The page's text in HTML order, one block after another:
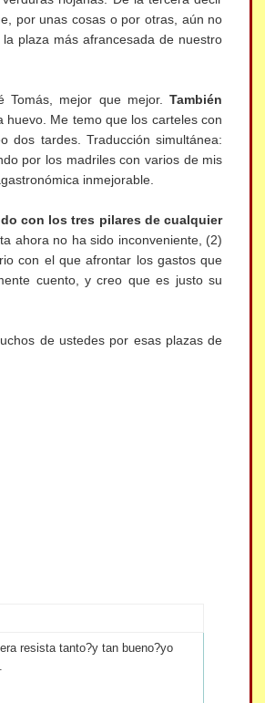
por unas cosas o por otras, aún no
plaza más afrancesada de nuestro
Tomás, mejor que mejor.También
Me temo que los carteles con
dos tardes. Traducción simultánea:
por los madriles con varios de mis
inmejorable.
con los tres pilares de cualquier
ahora no ha sido inconveniente, (2)
con el que afrontar los gastos que
cuento, y creo que es justo su
de ustedes por esas plazas de
resista tanto?y tan bueno?yo